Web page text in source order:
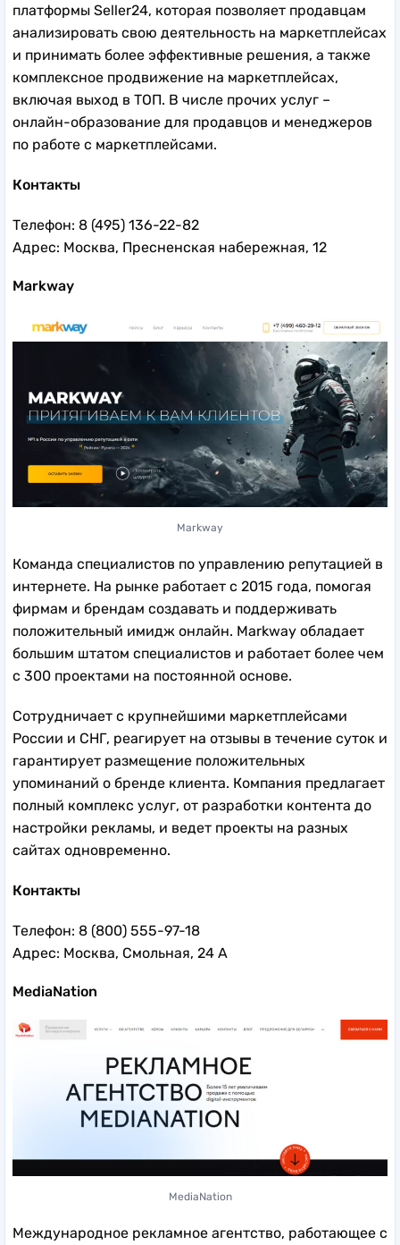
платформы Seller24, которая позволяет продавцам
анализировать свою деятельность на маркетплейсах
и принимать более эффективные решения, а также
комплексное продвижение на маркетплейсах,
включая выход в ТОП. В числе прочих услуг –
онлайн-образование для продавцов и менеджеров
по работе с маркетплейсами.
Контакты
Телефон: 8 (495) 136-22-82
Адрес: Москва, Пресненская набережная, 12
Markway
Markway
Команда специалистов по управлению репутацией в
интернете. На рынке работает с 2015 года, помогая
фирмам и брендам создавать и поддерживать
положительный имидж онлайн. Markway обладает
большим штатом специалистов и работает более чем
с 300 проектами на постоянной основе.
Сотрудничает с крупнейшими маркетплейсами
России и СНГ, реагирует на отзывы в течение суток и
гарантирует размещение положительных
упоминаний о бренде клиента. Компания предлагает
полный комплекс услуг, от разработки контента до
настройки рекламы, и ведет проекты на разных
сайтах одновременно.
Контакты
Телефон: 8 (800) 555-97-18
Адрес: Москва, Смольная, 24 А
MediaNation
MediaNation
Международное рекламное агентство, работающее с